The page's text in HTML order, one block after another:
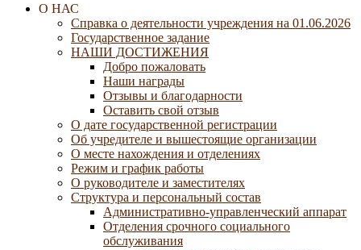
О НАС
Справка о деятельности учреждения на 01.06.2026
Государственное задание
НАШИ ДОСТИЖЕНИЯ
Добро пожаловать
Наши награды
Отзывы и благодарности
Оставить свой отзыв
О дате государственной регистрации
Об учредителе и вышестоящие организации
О месте нахождения и отделениях
Режим и график работы
О руководителе и заместителях
Структура и персональный состав
Административно-управленческий аппарат
Отделения срочного социального
обслуживания